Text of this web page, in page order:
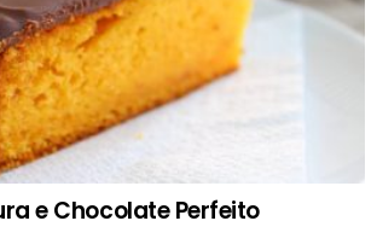
e Chocolate Perfeito